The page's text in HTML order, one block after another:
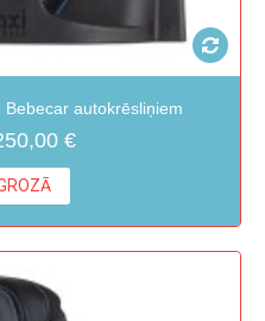
autokrēsliņiem
€